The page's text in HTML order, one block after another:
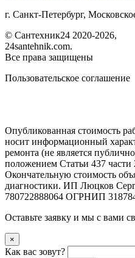
г. Санкт-Петербург,
© Сантехник24 2020-2026,
24santehnik.com.
Все права защищены
Пользовательское соглашение
Опубликованная стоимость
носит информационный
ремонта (не является
положением Статьи 437 части
Окончательную стоимость
диагностики. ИП Люцков
780722888064 ОГРНИП
Оставьте заявку и мы с вами
×
Как вас зовут?